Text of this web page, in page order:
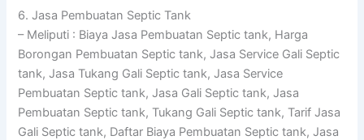
6. Jasa Pembuatan Septic Tank
– Meliputi : Biaya Jasa Pembuatan Septic tank, Harga
Borongan Pembuatan Septic tank, Jasa Service Gali Septic
tank, Jasa Tukang Gali Septic tank, Jasa Service
Pembuatan Septic tank, Jasa Gali Septic tank, Jasa
Pembuatan Septic tank, Tukang Gali Septic tank, Tarif Jasa
Gali Septic tank, Daftar Biaya Pembuatan Septic tank, Jasa